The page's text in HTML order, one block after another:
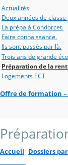
Actualités
Deux années de
La prépa à Condorcet.
Faire connaissance.
Ils sont passés par là.
Trois ans de grande
Préparation de la
Logements ECT
Offre de formation
Accueil Dossiers